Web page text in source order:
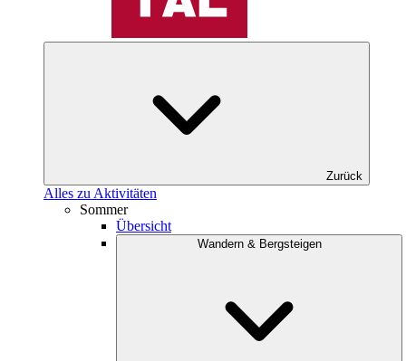
Zurück
Alles zu Aktivitäten
Sommer
Übersicht
Wandern & Bergsteigen